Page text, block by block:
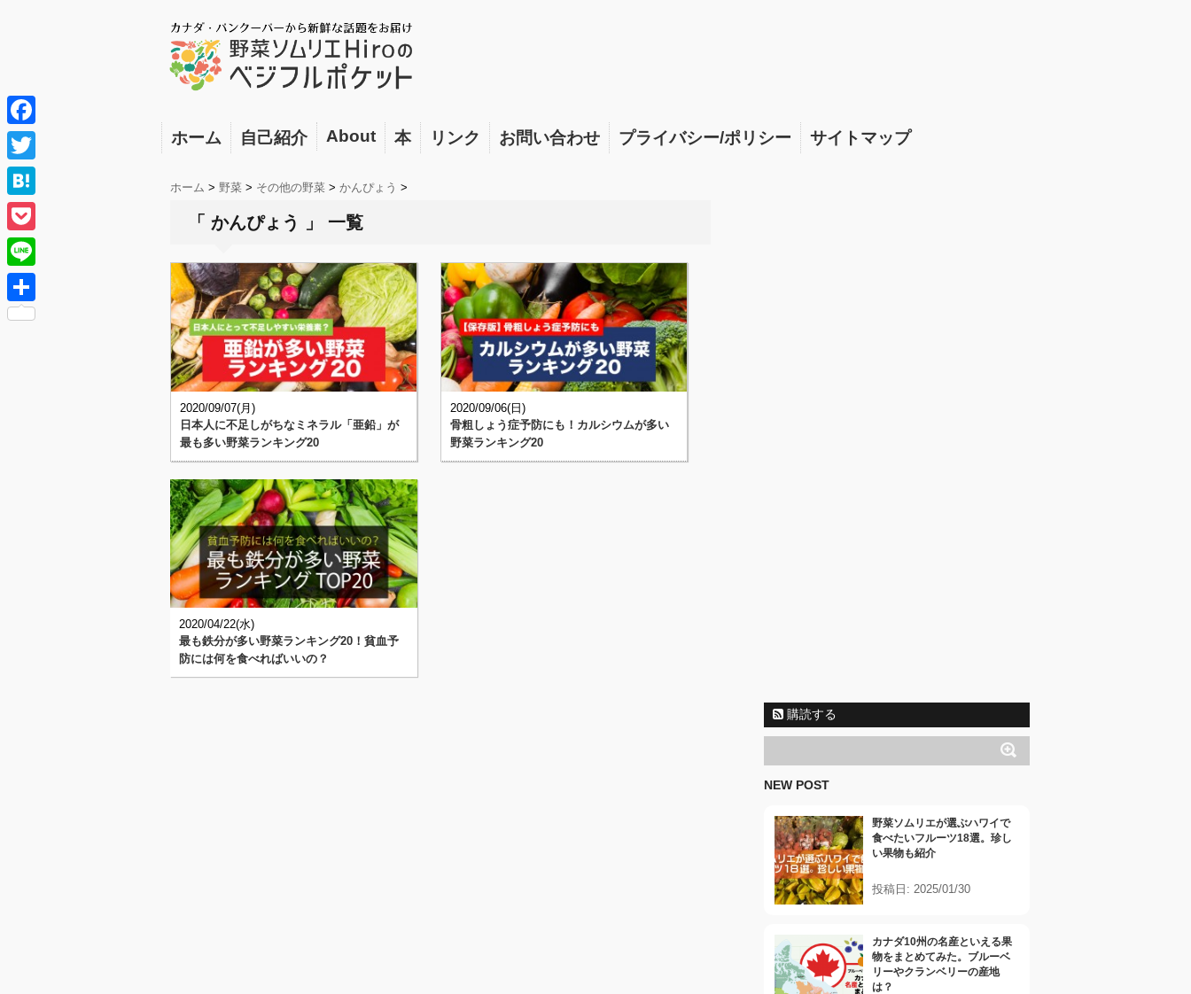
ホーム 自己紹介 About 本 リンク お問い合わせ プライバシー/ポリシー サイトマップ
ホーム > 野菜 > その他の野菜 > かんぴょう >
「 かんぴょう 」 一覧
2020/09/07(月)
日本人に不足しがちなミネラル「亜鉛」が
最も多い野菜ランキング20
2020/09/06(日)
骨粗しょう症予防にも！カルシウムが多い
野菜ランキング20
2020/04/22(水)
最も鉄分が多い野菜ランキング20！貧血予
防には何を食べればいいの？
購読する
NEW POST
野菜ソムリエが選ぶハワイで
食べたいフルーツ18選。珍し
い果物も紹介
投稿日: 2025/01/30
カナダ10州の名産といえる果
物をまとめてみた。ブルーベ
リーやクランベリーの産地
は？
F
a
c
e
b
o
o
T
w
i
e
H
a
t
e
n
P
o
c
L
i共